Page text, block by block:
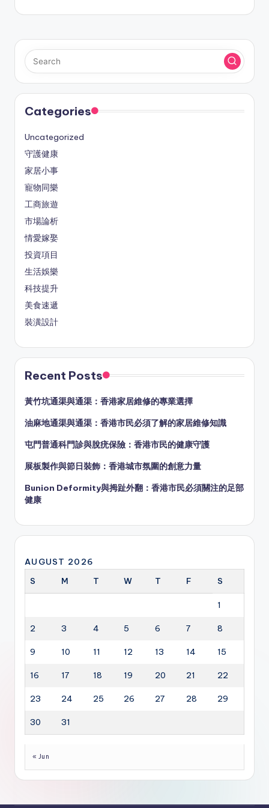
Categories
Uncategorized
守護健康
家居小事
寵物同樂
工商旅遊
市場論析
情愛嫁娶
投資項目
生活娛樂
科技提升
美食速遞
裝潢設計
Recent Posts
黃竹坑通渠與通渠：香港家居維修的專業選擇
油麻地通渠與通渠：香港市民必須了解的家居維修知識
屯門普通科門診與脫疣保險：香港市民的健康守護
展板製作與節日裝飾：香港城市氛圍的創意力量
Bunion Deformity與拇趾外翻：香港市民必須關注的足部
健康
AUGUST 2026
S
M T W T F S
1
2 3 4 5 6 7 8
9 10 11 12 13 14 15
16 17 18 19 20 21 22
23 24 25 26 27 28 29
30 31
« Jun